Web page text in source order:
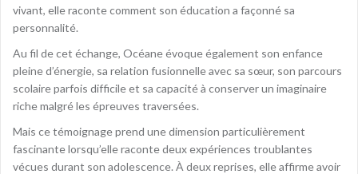
vivant, elle raconte comment son éducation a façonné sa
personnalité.
Au fil de cet échange, Océane évoque également son enfance
pleine d’énergie, sa relation fusionnelle avec sa sœur, son parcours
scolaire parfois difficile et sa capacité à conserver un imaginaire
riche malgré les épreuves traversées.
Mais ce témoignage prend une dimension particulièrement
fascinante lorsqu’elle raconte deux expériences troublantes
vécues durant son adolescence. À deux reprises, elle affirme avoir